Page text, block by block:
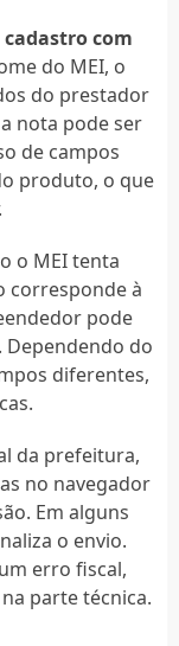
cadastro com
do MEI, o
do prestador
nota pode ser
de campos
produto, o que
o MEI tenta
corresponde à
pode
Dependendo do
diferentes,
da prefeitura,
no navegador
Em alguns
o envio.
erro fiscal,
parte técnica.